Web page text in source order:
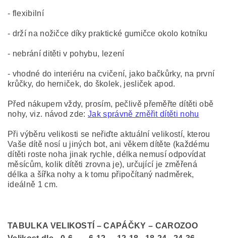
- flexibilní
- drží na nožičce díky praktické gumičce okolo kotníku
- nebrání ditěti v pohybu, lezení
- vhodné do interiéru na cvičení, jako bačkůrky, na první
krůčky, do herniček, do školek, jesliček apod.
Před nákupem vždy, prosím, pečlivě přeměřte dítěti obě
nohy, viz. návod zde:Jak správně změřit dítěti nohu
Při výběru velikosti se neřiďte aktuální velikostí, kterou
Vaše dítě nosí u jiných bot, ani věkem dítěte (každému
dítěti roste noha jinak rychle, délka nemusí odpovídat
měsícům, kolik dítěti zrovna je), určující je změřená
délka a šířka nohy a k tomu připočítaný nadměrek,
ideálně 1 cm.
TABULKA VELIKOSTÍ – CAPÁČKY – CAROZOO